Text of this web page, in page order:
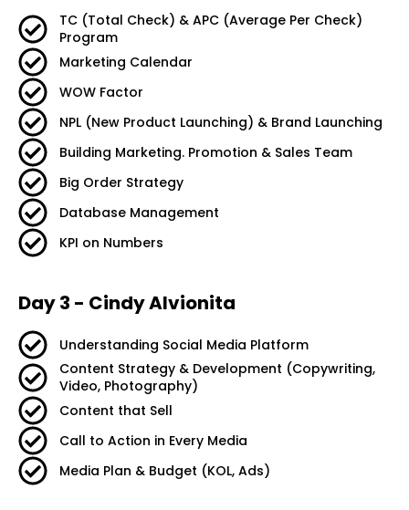
TC (Total Check) & APC (Average Per Check)
Program
Marketing Calendar
WOW Factor
NPL (New Product Launching) & Brand Launching
Building Marketing. Promotion & Sales Team
Big Order Strategy
Database Management
KPI on Numbers
Day 3 - Cindy Alvionita
Understanding Social Media Platform
Content Strategy & Development (Copywriting,
Video, Photography)
Content that Sell
Call to Action in Every Media
Media Plan & Budget (KOL, Ads)